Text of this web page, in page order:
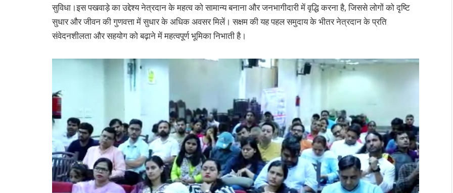
सुविधा।इस पखवाड़े का उद्देश्य नेत्रदान के महत्व को सामान्य बनाना और जनभागीदारी में वृद्धि करना है, जिससे लोगों को दृष्टि
सुधार और जीवन की गुणवत्ता में सुधार के अधिक अवसर मिलें। सक्षम की यह पहल समुदाय के भीतर नेत्रदान के प्रति
संवेदनशीलता और सहयोग को बढ़ाने में महत्वपूर्ण भूमिका निभाती है।